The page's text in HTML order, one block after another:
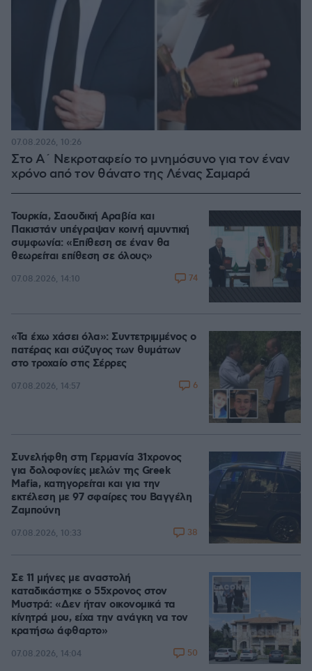
Στο Α΄ Νεκροταφείο το μνημόσυνο για τον έναν
χρόνο από τον θάνατο της Λένας Σαμαρά
07.08.2026, 10:26
Τουρκία, Σαουδική Αραβία και
Πακιστάν υπέγραψαν κοινή αμυντική
συμφωνία: «Επίθεση σε έναν θα
θεωρείται επίθεση σε όλους»
07.08.2026, 14:10 74
«Τα έχω χάσει όλα»: Συντετριμμένος ο
πατέρας και σύζυγος των θυμάτων
στο τροχαίο στις Σέρρες
07.08.2026, 14:57 6
Συνελήφθη στη Γερμανία 31χρονος
για δολοφονίες μελών της Greek
Mafia, κατηγορείται και για την
εκτέλεση με 97 σφαίρες του Βαγγέλη
Ζαμπούνη
07.08.2026, 10:33 38
Σε 11 μήνες με αναστολή
καταδικάστηκε ο 55χρονος στον
Μυστρά: «Δεν ήταν οικονομικά τα
κίνητρά μου, είχα την ανάγκη να τον
κρατήσω άφθαρτο»
07.08.2026, 14:04 50